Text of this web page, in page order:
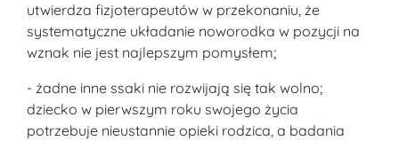
utwierdza fizjoterapeutów w przekonaniu, że
systematyczne układanie noworodka w pozycji na
wznak nie jest najlepszym pomysłem;
- żadne inne ssaki nie rozwijają się tak wolno;
dziecko w pierwszym roku swojego życia
potrzebuje nieustannie opieki rodzica, a badania